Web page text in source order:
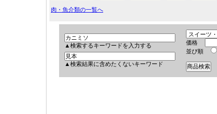
肉・魚介類の一覧へ
▲検索するキーワードを入力する
▲検索結果に含めたくないキーワード
価格
並び順